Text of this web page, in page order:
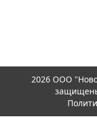
2026 ООО